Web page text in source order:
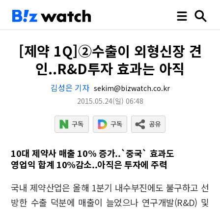
[제약 1Q]②수출이 외형신장 견
인..R&D투자 효과는 아직
김성은 기자 sekim@bizwatch.co.kr
2015.05.24(일) 06:48
10대 제약사 매출 10% 증가..`중국` 효과도
영업익 합계 10%감소..아직은 투자에 주력
국내 제약산업은 올해 1분기 내수부진에도 불구하고 선
방한 수출 덕분에 매출이 늘었으나 연구개발(R&D) 및